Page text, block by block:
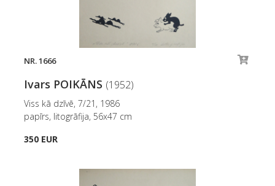
NR. 1666
Ivars POIKĀNS (1952)
Viss kā dzīvē, 7/21, 1986
papīrs, litogrāfija, 56x47 cm
350 EUR